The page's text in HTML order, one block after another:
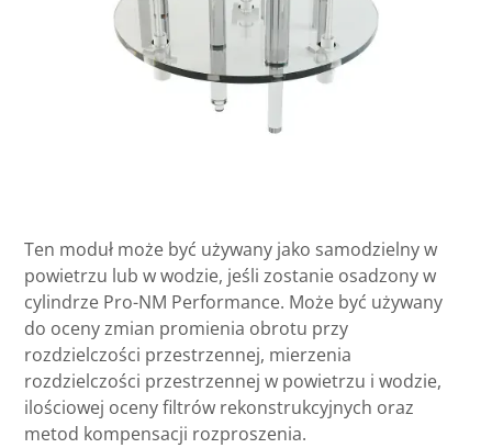
Ten moduł może być używany jako samodzielny w
powietrzu lub w wodzie, jeśli zostanie osadzony w
cylindrze Pro-NM Performance. Może być używany
do oceny zmian promienia obrotu przy
rozdzielczości przestrzennej, mierzenia
rozdzielczości przestrzennej w powietrzu i wodzie,
ilościowej oceny filtrów rekonstrukcyjnych oraz
metod kompensacji rozproszenia.